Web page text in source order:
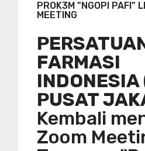
PROK3M "NGOPI PAFI"
MEETING
FARMASI
INDONESIA
PUSAT
Kembali
Zoom